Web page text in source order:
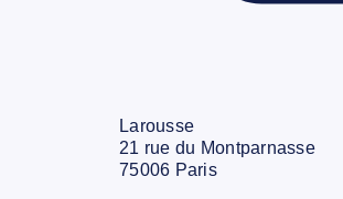
Larousse
21 rue du Montparnasse
75006 Paris